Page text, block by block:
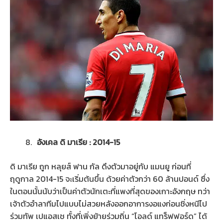
อังเคล ดิ มาเรีย : 2014-15
ดิ มาเรีย ถูก หลุยส์ ฟาน กัล ดึงตัวมาอยู่กับ แมนยู ก่อนที่
ฤดูกาล 2014-15 จะเริ่มต้นขึ้น ด้วยค่าตัวกว่า 60 ล้านปอนด์ ซึ่ง
ในตอนนั้นนับว่าเป็นค่าตัวนักเตะที่แพงที่สุดของเกาะอังกฤษ ทว่า
เจ้าตัวอำลาทีมไปแบบไม่สวยหลังออกอาการงอแงก่อนชิ่งหนีไป
ร่วมทัพ เปแอสเช ทั้งที่เพิ่งย้ายร่วมถิ่น “โอลด์ แทร็ฟฟอร์ด” ได้